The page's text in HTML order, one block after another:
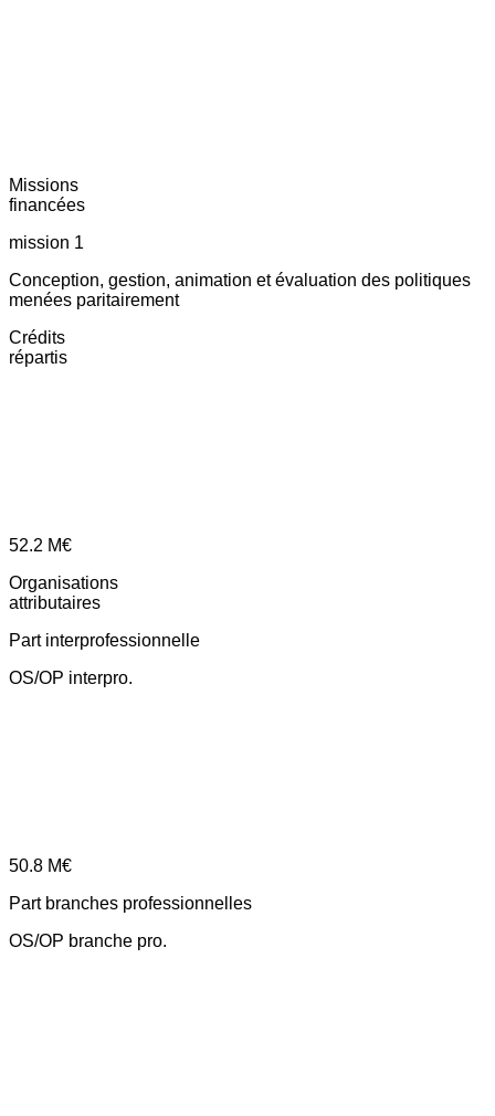
Missions
financées
mission 1
Conception, gestion, animation et évaluation des politiques
menées paritairement
Crédits
répartis
52.2 M€
Organisations
attributaires
Part interprofessionnelle
OS/OP interpro.
50.8 M€
Part branches professionnelles
OS/OP branche pro.